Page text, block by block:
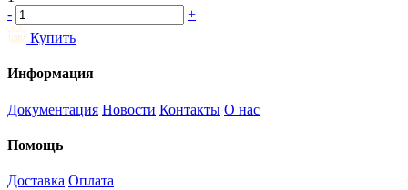
-
+
Купить
Информация
Документация Новости Контакты О нас
Помощь
Доставка Оплата